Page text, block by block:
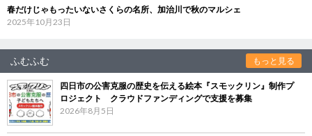
春だけじゃもったいないさくらの名所、加治川で秋のマルシェ
2025年10月23日
ふむふむ もっと見る
四日市の公害克服の歴史を伝える絵本『スモックリン』制作プ
ロジェクト クラウドファンディングで支援を募集
2026年8月5日